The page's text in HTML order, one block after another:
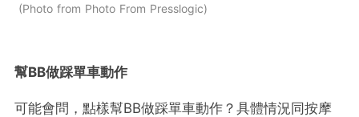
Photo from Photo From Presslogic
幫BB做踩單車動作
可能會問，點樣幫BB做踩單車動作？具體情況同按摩